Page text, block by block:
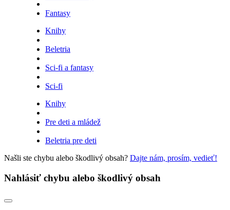
Fantasy
Knihy
Beletria
Sci-fi a fantasy
Sci-fi
Knihy
Pre deti a mládež
Beletria pre deti
Našli ste chybu alebo škodlivý obsah? Dajte nám, prosím, vedieť!
Nahlásiť chybu alebo škodlivý obsah